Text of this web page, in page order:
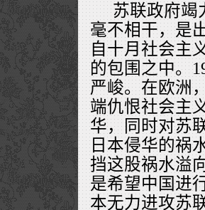
苏联政府竭
毫不相干，是
自十月社会主
的包围之中。
严峻。在欧洲
端仇恨社会主
华，同时对苏
日本侵华的祸
挡这股祸水溢
是希望中国进
本无力进攻苏